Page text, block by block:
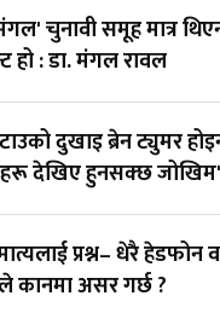
चुनावी समूह मात्र
हो : डा. मंगल रावल
दुखाइ ब्रेन ट्युमर
देखिए हुनसक्छ जोखिम'
प्रश्न– धेरै हेडफोन
कानमा असर गर्छ ?